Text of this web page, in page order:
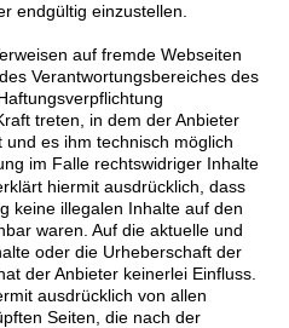
endgültig einzustellen.
auf fremde Webseiten
Verantwortungsbereiches des
treten, in dem der Anbieter
es ihm technisch möglich
im Falle rechtswidriger Inhalte
hiermit ausdrücklich, dass
keine illegalen Inhalte auf den
waren. Auf die aktuelle und
oder die Urheberschaft der
der Anbieter keinerlei Einfluss.
ausdrücklich von allen
Seiten, die nach der